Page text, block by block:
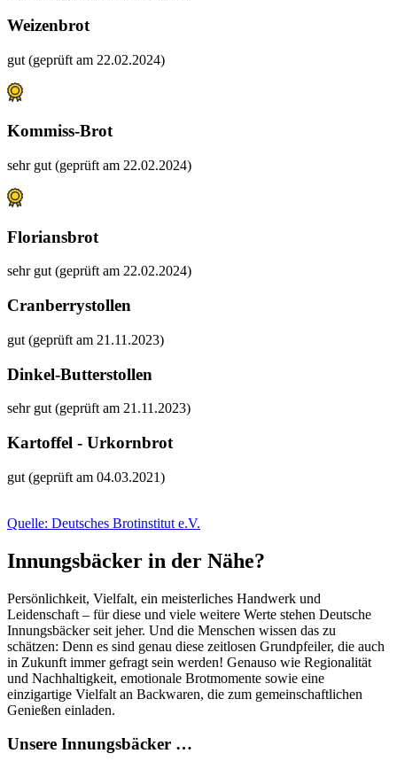
Weizenbrot
gut (geprüft am 22.02.2024)
Kommiss-Brot
sehr gut (geprüft am 22.02.2024)
Floriansbrot
sehr gut (geprüft am 22.02.2024)
Cranberrystollen
gut (geprüft am 21.11.2023)
Dinkel-Butterstollen
sehr gut (geprüft am 21.11.2023)
Kartoffel - Urkornbrot
gut (geprüft am 04.03.2021)
Quelle: Deutsches Brotinstitut e.V.
Innungsbäcker in der Nähe?
Persönlichkeit, Vielfalt, ein meisterliches Handwerk und
Leidenschaft – für diese und viele weitere Werte stehen Deutsche
Innungsbäcker seit jeher. Und die Menschen wissen das zu
schätzen: Denn es sind genau diese zeitlosen Grundpfeiler, die auch
in Zukunft immer gefragt sein werden! Genauso wie Regionalität
und Nachhaltigkeit, emotionale Brotmomente sowie eine
einzigartige Vielfalt an Backwaren, die zum gemeinschaftlichen
Genießen einladen.
Unsere Innungsbäcker …